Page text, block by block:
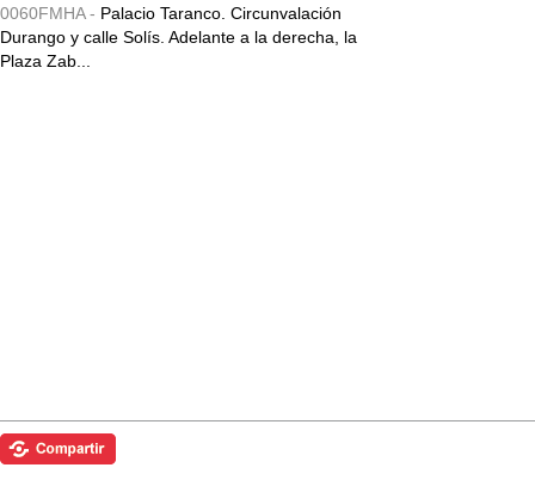
0060FMHA - Palacio Taranco. Circunvalación
Durango y calle Solís. Adelante a la derecha, la
Plaza Zab...